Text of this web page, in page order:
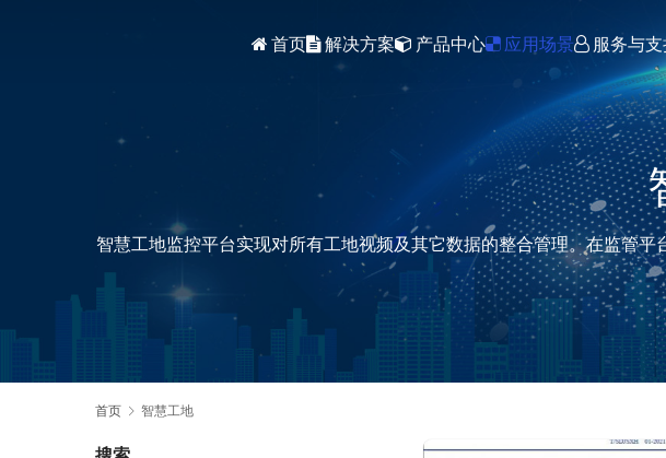
首页 解决方案 产品中心 应用场景 服务与
智慧工地监控平台实现对所有工地视频及其它数据的整合管理。在监管
首页 智慧工地